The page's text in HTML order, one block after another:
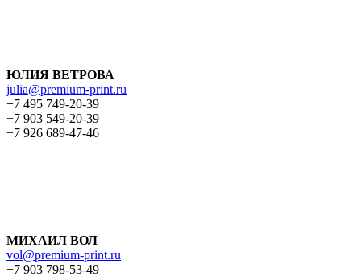
ЮЛИЯ ВЕТРОВА
julia@premium-print.ru
+7 495 749-20-39
+7 903 549-20-39
+7 926 689-47-46
МИХАИЛ ВОЛ
vol@premium-print.ru
+7 903 798-53-49